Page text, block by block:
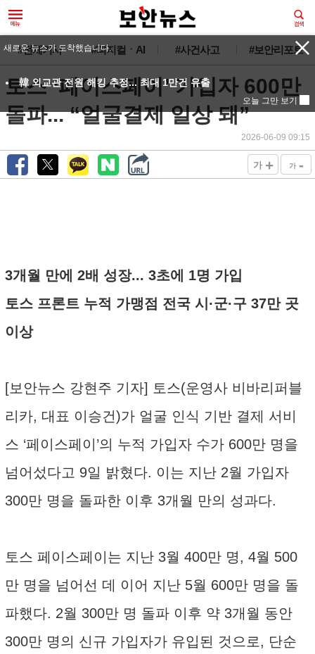
#전체기사 #피지컬ㆍAI #사건사고 #보안리포트
토스 ‘페이스페이’ 가입자 600만
돌파... “얼굴결제 일상 돼”
2026-06-09 09:15
가 + 가 -
3개월 만에 2배 성장... 3초에 1명 가입
토스 프론트 누적 가맹점 전국 시·군·구 37만 곳
이상
[보안뉴스 강현주 기자] 토스(운영사 비바리퍼블
리카, 대표 이승건)가 얼굴 인식 기반 결제 서비
스 ‘페이스페이’의 누적 가입자 수가 600만 명을
넘어섰다고 9일 밝혔다. 이는 지난 2월 가입자
300만 명을 돌파한 이후 3개월 만의 성과다.
토스 페이스페이는 지난 3월 400만 명, 4월 500
만 명을 넘어선 데 이어 지난 5월 600만 명을 돌
파했다. 2월 300만 명 돌파 이후 약 3개월 동안
300만 명의 신규 가입자가 유입된 것으로, 단순
새로운 뉴스가 도착했습니다.
韓 외교관 전원 해킹 추정... 최대 1만건 유출
오늘 그만 보기